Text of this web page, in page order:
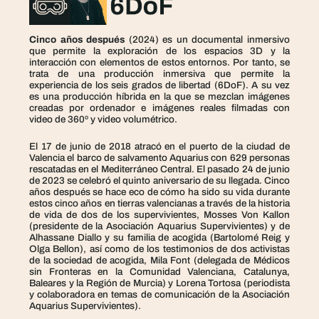
Cinco años después (2024) es un documental inmersivo
que permite la exploración de los espacios 3D y la
interacción con elementos de estos entornos. Por tanto, se
trata de una producción inmersiva que permite la
experiencia de los seis grados de libertad (6DoF). A su vez
es una producción híbrida en la que se mezclan imágenes
creadas por ordenador e imágenes reales filmadas con
video de 360º y video volumétrico.
El 17 de junio de 2018 atracó en el puerto de la ciudad de
Valencia el barco de salvamento Aquarius con 629 personas
rescatadas en el Mediterráneo Central. El pasado 24 de junio
de 2023 se celebró el quinto aniversario de su llegada. Cinco
años después se hace eco de cómo ha sido su vida durante
estos cinco años en tierras valencianas a través de la historia
de vida de dos de los supervivientes, Mosses Von Kallon
(presidente de la Asociación Aquarius Supervivientes) y de
Alhassane Diallo y su familia de acogida (Bartolomé Reig y
Olga Bellon), así como de los testimonios de dos activistas
de la sociedad de acogida, Mila Font (delegada de Médicos
sin Fronteras en la Comunidad Valenciana, Catalunya,
Baleares y la Región de Murcia) y Lorena Tortosa (periodista
y colaboradora en temas de comunicación de la Asociación
Aquarius Supervivientes).